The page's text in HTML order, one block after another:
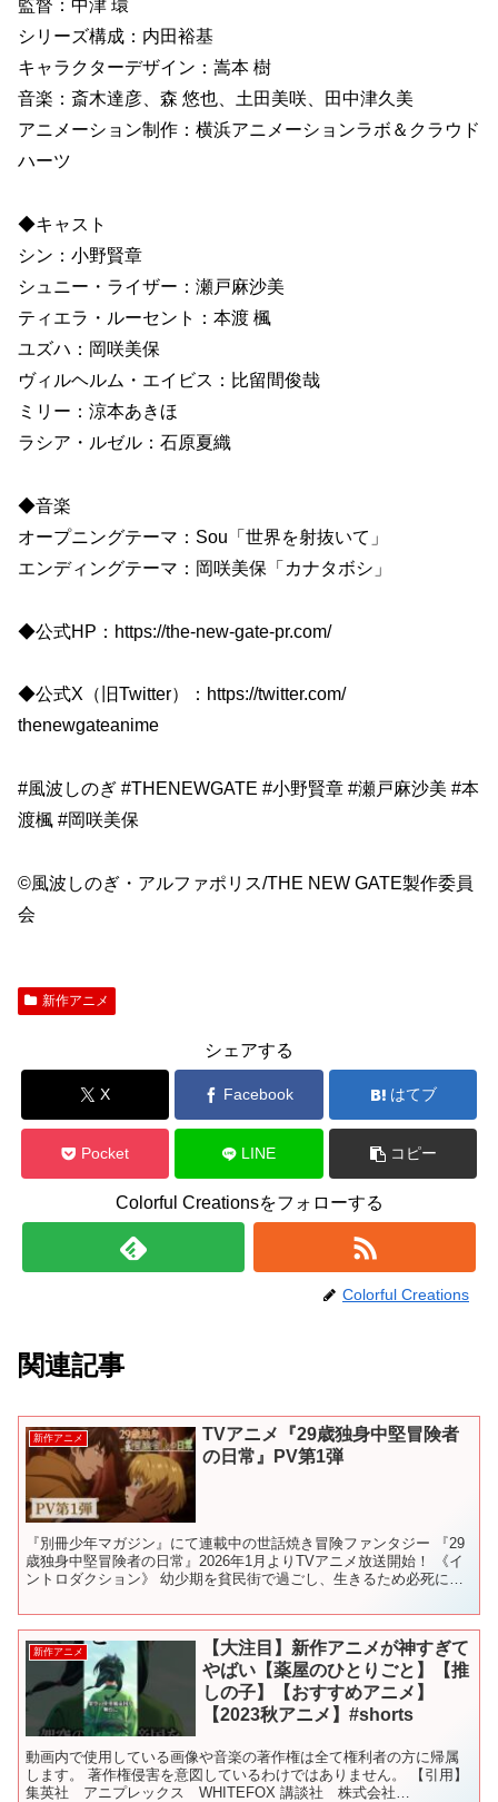
監督：中津 環
シリーズ構成：内田裕基
キャラクターデザイン：嵩本 樹
音楽：斎木達彦、森 悠也、土田美咲、田中津久美
アニメーション制作：横浜アニメーションラボ＆クラウド
ハーツ
◆キャスト
シン：小野賢章
シュニー・ライザー：瀬戸麻沙美
ティエラ・ルーセント：本渡 楓
ユズハ：岡咲美保
ヴィルヘルム・エイビス：比留間俊哉
ミリー：涼本あきほ
ラシア・ルゼル：石原夏織
◆音楽
オープニングテーマ：Sou「世界を射抜いて」
エンディングテーマ：岡咲美保「カナタボシ」
◆公式HP：https://the-new-gate-pr.com/
◆公式X（旧Twitter）：https://twitter.com/
thenewgateanime
#風波しのぎ #THENEWGATE #小野賢章 #瀬戸麻沙美 #本
渡楓 #岡咲美保
©風波しのぎ・アルファポリス/THE NEW GATE製作委員
会
新作アニメ
シェアする
X Facebook はてブ
Pocket LINE コピー
Colorful Creationsをフォローする
Colorful Creations
関連記事
新作アニメ
TVアニメ『29歳独身中堅冒険者
の日常』PV第1弾
『別冊少年マガジン』にて連載中の世話焼き冒険ファンタジー 『29
歳独身中堅冒険者の日常』2026年1月よりTVアニメ放送開始！ 《イ
ントロダクション》 幼少期を貧民街で過ごし、生きるため必死に強
新作アニメ
【大注目】新作アニメが神すぎて
やばい【薬屋のひとりごと】【推
しの子】【おすすめアニメ】
【2023秋アニメ】#shorts
動画内で使用している画像や音楽の著作権は全て権利者の方に帰属
します。 著作権侵害を意図しているわけではありません。 【引用】
集英社 アニプレックス WHITEFOX 講談社 株式会社